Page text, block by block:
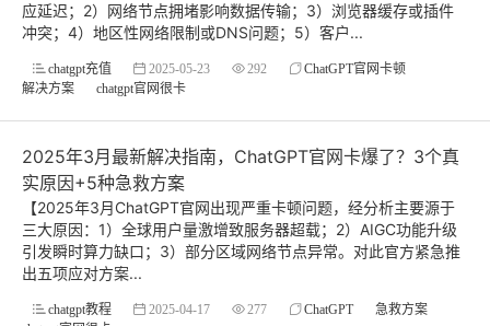
应延迟；2）网络节点拥堵影响数据传输；3）浏览器缓存或插件
冲突；4）地区性网络限制或DNS问题；5）客户...
chatgpt充值 2025-05-23 292
ChatGPT官网卡顿
解决方案
chatgpt官网很卡
2025年3月最新解决指南，ChatGPT官网卡爆了？3个真
实原因+5种急救方案
【2025年3月ChatGPT官网出现严重卡顿问题，经分析主要源于
三大原因：1）全球用户量激增致服务器超载；2）AIGC功能升级
引发瞬时算力缺口；3）部分区域网络节点异常。对此官方紧急推
出五项应对方案...
chatgpt教程 2025-04-17 277 ChatGPT
急救方案